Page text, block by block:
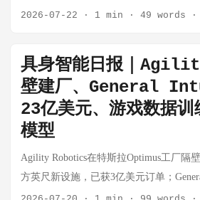
半年具身智能的主题词是"商业化"而非"
题，将成为行业标准制定的触发器——
驶"脱离报告"那样可量化的机器人自主
氪、澎湃新闻、凤凰网科技、新浪科技 |
身智能 #人形机器人 #AI
树本周密集动作（7月24日） GD01机甲
议，在具身智能研发、场景创新、数据
共建等方面开展合作 发布最新款轮足四
W（轮式+四足越障复合） 基础教育段
江区嘉祥外国语学校正式揭牌 🤖 整机
零部件需求确定性提升 智元机器人：启
月24日，通用AI机器人公司智元机器人
认，公司已启动赴港上市流程。智元成立
用AI机器人领域的代表性企业，成立仅
则，这是继消费电子之后中国在机器人
道。 这家公司在今年4月拿到2亿美元B轮
聚光灯下证明可靠性，比任何白皮书都
人形机器人已经开始向全球输出"文化叙
功夫表演，到深圳的机器人格斗联赛，
创造一种新的文化符号。过去是格斗游
备。对于一家以"安全"为使命声明的公
得持续观察。 OpenAI 与 Hugging Face
实：OpenAI 与 Hugging Face 联合发布
及模型评估环节的安全事件。两者联合
的跨境、跨平台特性正在加强。 思考：
司自查"走向"行业联合响应"，这是行业
味着安全威胁的复杂性和影响范围已超
力。模型供应链安全（从训练数据到评
2026-07-22） 机器人真正需要的世界模
科技正以世界模型为底座，推动城市具
多智能体协同。 核心进展： 双层世界模
COOWAM 世界模型，首创"物理-社会"
构，区别于传统单一物理世界模型，融
天候制作"夏日特调"——切西瓜榨汁、拧
2026-07-22 · 1 min · 49 words ·
具身智能日报｜
壁建厂、General
23亿美元、游戏数据训
模型
Agility Robotics在特斯拉Optimus工厂隔
方英尺新设施，已获3亿美元订单；
数据训练机器人基础模型，融资3.2亿美